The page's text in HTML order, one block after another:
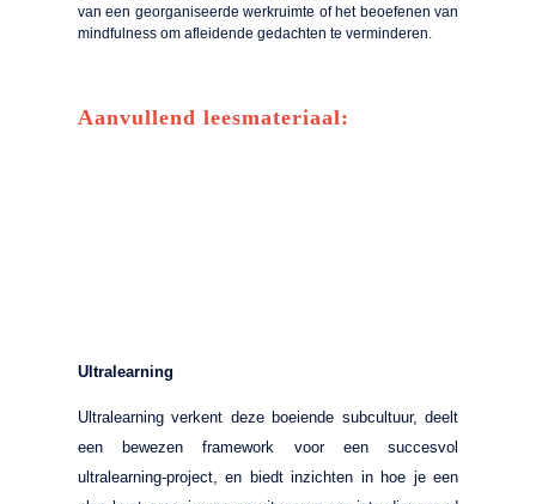
van een georganiseerde werkruimte of het beoefenen van
mindfulness om afleidende gedachten te verminderen.
Aanvullend leesmateriaal:
Ultralearning
Ultralearning verkent deze boeiende subcultuur, deelt
een bewezen framework voor een succesvol
ultralearning-project, en biedt inzichten in hoe je een